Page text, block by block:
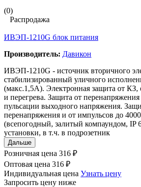
(0)
Распродажа
ИВЭП-1210G блок питания
Производитель: Давикон
ИВЭП-1210G - источник вторичного
стабилизированный уличного
(макс.1,5А). Электронная защита от КЗ,
и перегрева. Защита от
пульсации выходного напряжения.
перенапряжения и от импульсов до
(всепогодный, залитый компаундом, IP
установки, в т.ч. в подрозетник
Дальше
Розничная цена 316 ₽
Оптовая цена 316 ₽
Индивидуальная цена Узнать цену
Запросить цену ниже